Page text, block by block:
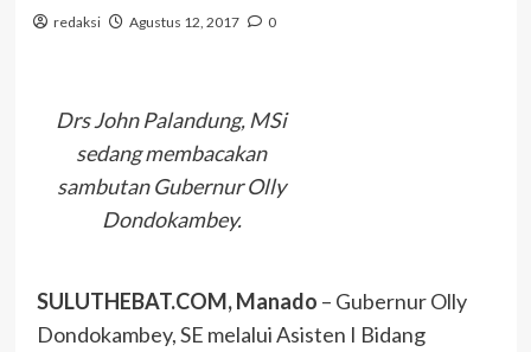
redaksi Agustus 12, 2017 0
Drs John Palandung, MSi
sedang membacakan
sambutan Gubernur Olly
Dondokambey.
SULUTHEBAT.COM, Manado – Gubernur Olly
Dondokambey, SE melalui Asisten I Bidang